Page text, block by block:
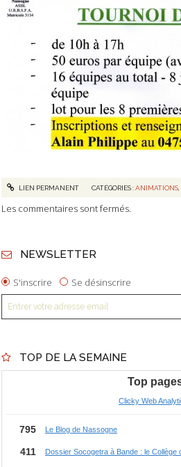
LIEN PERMANENT CATÉGORIES :ANIMATIONS,
Les commentaires sont fermés.
NEWSLETTER
S'inscrire Se désinscrire
TOP DE LA SEMAINE